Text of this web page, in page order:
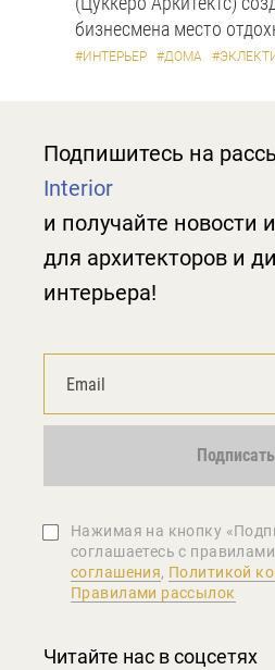
бизнесмена место
#ИНТЕРЬЕР #ДОМА
Подпишитесь на
Interior
и получайте новости
для архитекторов и
интерьера!
Нажимая на кнопку
соглашаетеcь с правилами
соглашения, Политикой
Правилами рассылок
Читайте нас в соцсетях